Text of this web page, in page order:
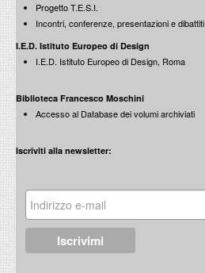
Progetto T.E.S.I.
Incontri, conferenze, presentazioni e dibattiti
I.E.D. Istituto Europeo di Design
I.E.D. Istituto Europeo di Design, Roma
Biblioteca Francesco Moschini
Accesso al Database dei volumi archiviati
Iscriviti alla newsletter: